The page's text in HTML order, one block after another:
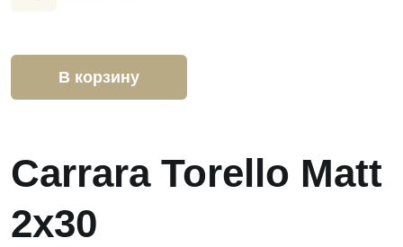
Carrara Torello Matt
2x30
В корзину